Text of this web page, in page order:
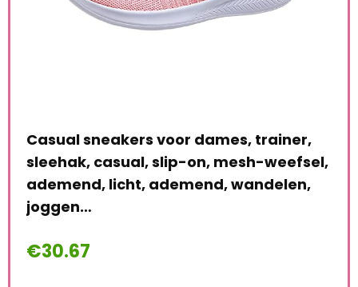
Casual sneakers voor dames, trainer,
sleehak, casual, slip-on, mesh-weefsel,
ademend, licht, ademend, wandelen,
joggen…
€30.67